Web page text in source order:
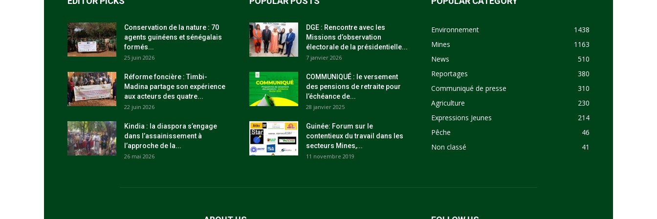
Conservation de la nature : 70
agents guinéens et sénégalais
formés...
25 juin 2026
Réforme foncière : Timbi-
Madina partage son expérience
aux acteurs des quatre...
22 juin 2026
Kindia : la diaspora s’engage
dans l’assainissement à
l’approche de la...
26 mai 2026
DGE : Rencontre avec les
Missions d’observation
électorale de la présidentielle...
7 janvier 2026
COMMUNIQUÉ : le versement
des pensions de retraite pour
l’échéance de...
28 janvier 2025
Guinée: Forum sur le
contentieux du travail dans les
secteurs Mines,...
11 novembre 2019
Environnement
1438
Mines
1163
News
510
Reportages
380
Communiqué de presse
310
Agriculture
230
Expressions Jeunes
214
Pêche
46
Non classé
41